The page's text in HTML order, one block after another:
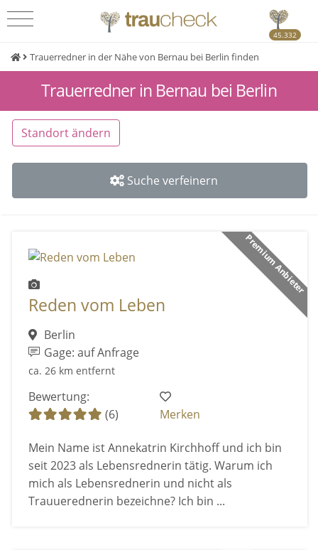
45.332
Trauerredner in der Nähe von Bernau bei Berlin finden
Trauerredner in Bernau bei Berlin
Standort ändern
Suche verfeinern
Premium Anbieter
Reden vom Leben
Berlin
Gage: auf Anfrage
ca. 26 km entfernt
Bewertung:
(6)
Merken
Mein Name ist Annekatrin Kirchhoff und ich bin
seit 2023 als Lebensrednerin tätig. Warum ich
mich als Lebensrednerin und nicht als
Trauuerednerin bezeichne? Ich bin ...